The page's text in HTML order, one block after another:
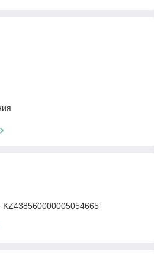
KZ438560000005054665